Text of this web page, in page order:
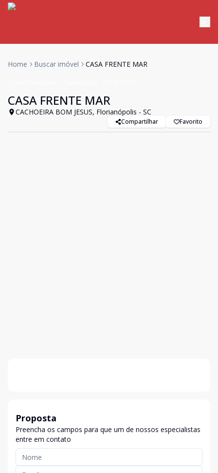
Home Buscar imóvel CASA FRENTE MAR
CASA FRENTE MAR
CACHOEIRA BOM JESUS, Florianópolis - SC
Compartilhar Favorito
Proposta
Preencha os campos para que um de nossos especialistas
entre em contato